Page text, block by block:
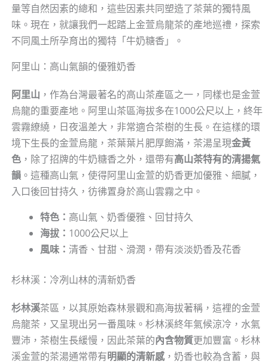
量等自然因素的總和，這些因素共同塑造了茶葉的獨特風
味。現在，就讓我們一起踏上金萱烏龍茶的產地巡禮，探索
不同風土所孕育出的獨特「牛奶糖香」。
阿里山：高山氣韻的優雅奶香
阿里山 ，作為台灣最著名的高山茶產區之一，同樣也是金萱
烏龍的重要產地。阿里山茶區海拔多在1000公尺以上，終年
雲霧繚繞，日夜溫差大，非常適合茶樹的生長。在這樣的環
境下生長的金萱烏龍，茶葉葉片肥厚飽滿，茶湯呈現金黃
色，除了招牌的牛奶糖香之外，還帶有高山茶特有的清揚氣
韻。這種高山氣，使得阿里山金萱的奶香更加優雅、細膩，
入口後回甘持久，彷彿置身於高山雲霧之中。
特色： 高山氣、奶香優雅、回甘持久
海拔： 1000公尺以上
風味： 清香、甘甜、滑潤，帶有淡淡奶香及花香
杉林溪：冷冽山林的清新奶香
杉林溪茶區，以其原始森林景觀和高海拔著稱，這裡的金萱
烏龍茶，又呈現出另一番風味。杉林溪終年氣候涼冷，水氣
豐沛，茶樹生長緩慢，因此茶葉的內含物質更加豐富。杉林
溪金萱的茶湯通常帶有明顯的清新感，奶香也較為含蓄，與